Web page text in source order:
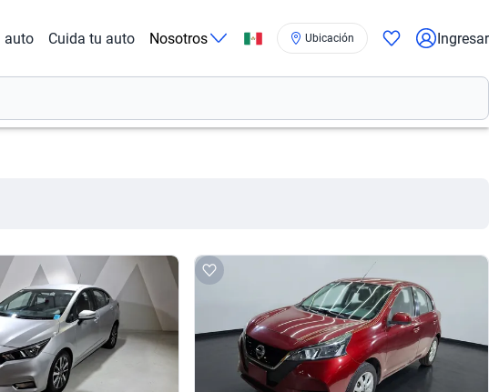
auto Cuida tu auto Nosotros Ubicación Ingresar